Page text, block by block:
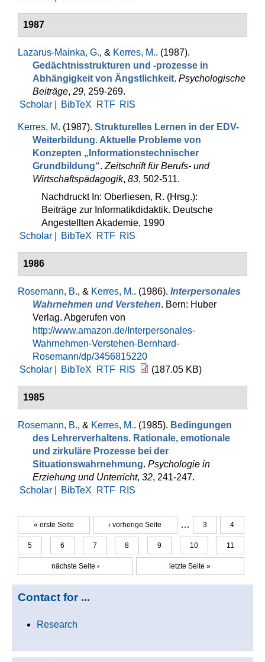
1987
Lazarus-Mainka, G., & Kerres, M.. (1987).
Gedächtnisstrukturen und -prozesse in
Abhängigkeit von Ängstlichkeit. Psychologische
Beiträge, 29, 259-269.
Scholar |
BibTeX RTF RIS
Kerres, M. (1987). Strukturelles Lernen in der EDV-
Weiter­bildung. Aktuelle Probleme von
Konzepten „Informations­technischer
Grundbildung“. Zeit­schrift für Berufs- und
Wirtschaftspädagogik, 83, 502-511.
Nachdruckt In: Oberliesen, R. (Hrsg.):
Beiträge zur Informatikdidaktik. Deutsche
Angestellten Akademie, 1990
Scholar |
BibTeX RTF RIS
1986
Rosemann, B., & Kerres, M.. (1986). Interpersonales
Wahrneh­men und Verstehen. Bern: Huber
Verlag. Abgerufen von
http://www.amazon.de/Interpersonales-
Wahrnehmen-Verstehen-Bernhard-
Rosemann/dp/3456815220
Scholar |
BibTeX RTF RIS (187.05 KB)
1985
Rosemann, B., & Kerres, M.. (1985). Bedingungen
des Lehrerverhaltens. Ra­tionale, emotionale
und zirkuläre Pro­zesse bei der
Situationswahrneh­mung. Psychologie in
Erziehung und Unterricht, 32, 241-247.
Scholar |
BibTeX RTF RIS
Seiten
« erste Seite ‹ vorherige Seite … 3 4
5 6 7 8 9 10 11
nächste Seite › letzte Seite »
Contact for ...
Research